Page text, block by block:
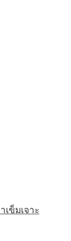
ข็มเจาะ